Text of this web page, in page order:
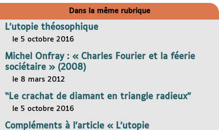
Dans la même rubrique
L’utopie théosophique
le 5 octobre 2016
Michel Onfray : « Charles Fourier et la féerie
sociétaire » (2008)
le 8 mars 2012
“Le crachat de diamant en triangle radieux”
le 5 octobre 2016
Compléments à l’article « L’utopie